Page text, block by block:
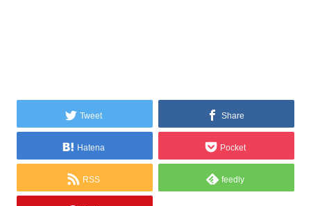
Tweet Share
Hatena Pocket
RSS feedly